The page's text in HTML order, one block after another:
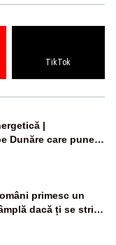
TikTok
|
Dunăre care pune
era
primesc un
dacă ți se strică